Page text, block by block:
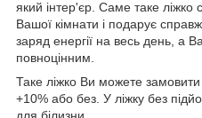
який інтер'єр. Саме таке ліжко
Вашої кімнати і подарує
заряд енергії на весь день, а
повноцінним.
Таке ліжко Ви можете
+10% або без. У ліжку без
для білизни.